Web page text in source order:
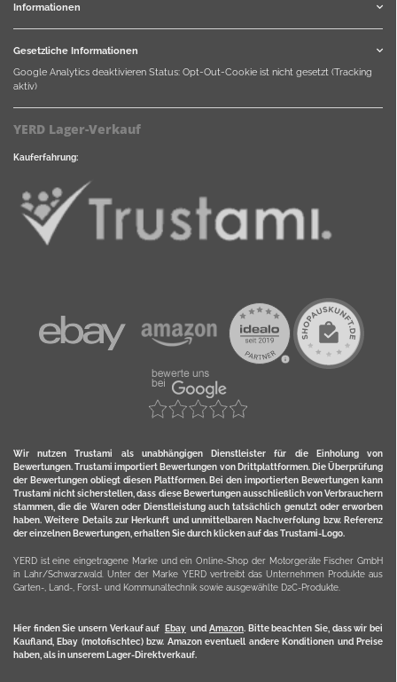
Informationen
Gesetzliche Informationen
Google Analytics deaktivieren Status: Opt-Out-Cookie ist nicht gesetzt (Tracking
aktiv)
YERD Lager-Verkauf
Kauferfahrung:
Wir nutzen Trustami als unabhängigen Dienstleister für die Einholung von
Bewertungen. Trustami importiert Bewertungen von Drittplattformen. Die Überprüfung
der Bewertungen obliegt diesen Plattformen. Bei den importierten Bewertungen kann
Trustami nicht sicherstellen, dass diese Bewertungen ausschließlich von Verbrauchern
stammen, die die Waren oder Dienstleistung auch tatsächlich genutzt oder erworben
haben. Weitere Details zur Herkunft und unmittelbaren Nachverfolung bzw. Referenz
der einzelnen Bewertungen, erhalten Sie durch klicken auf das Trustami-Logo.
YERD ist eine eingetragene Marke und ein Online-Shop der Motorgeräte Fischer GmbH
in Lahr/Schwarzwald. Unter der Marke YERD vertreibt das Unternehmen Produkte aus
Garten-, Land-, Forst- und Kommunaltechnik sowie ausgewählte D2C-Produkte.
Hier finden Sie unsern Verkauf auf Ebayund Amazon. Bitte beachten Sie, dass wir bei
Kaufland, Ebay (motofischtec) bzw. Amazon eventuell andere Konditionen und Preise
haben, als in unserem Lager-Direktverkauf.